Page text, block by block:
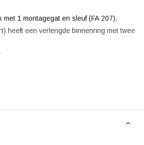
met 1 montagegat en sleuf (FA 207).
heeft een verlengde binnenring met twee